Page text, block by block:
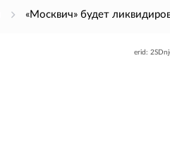
«Москвич» будет
erid: